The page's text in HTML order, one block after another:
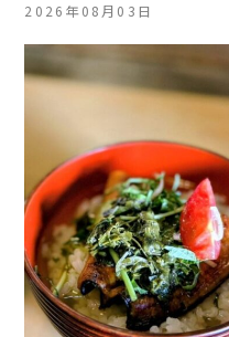
2026年08月03日